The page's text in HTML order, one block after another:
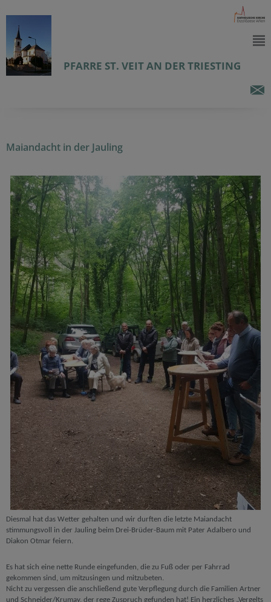
PFARRE ST. VEIT AN DER TRIESTING
Maiandacht in der Jauling
Diesmal hat das Wetter gehalten und wir durften die letzte Maiandacht
stimmungsvoll in der Jauling beim Drei-Brüder-Baum mit Pater Adalbero und
Diakon Otmar feiern.
Es hat sich eine nette Runde eingefunden, die zu Fuß oder per Fahrrad
gekommen sind, um mitzusingen und mitzubeten.
Nicht zu vergessen die anschließend gute Verpflegung durch die Familien Artner
und Schneider/Krumay, der rege Zuspruch gefunden hat! Ein herzliches „Vergelts